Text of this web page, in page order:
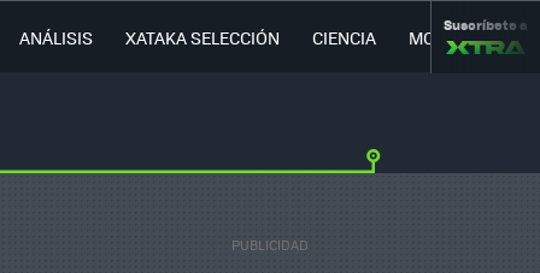
ANÁLISIS XATAKA SELECCIÓN CIENCIA MOVILIDAD
Suscríbete a